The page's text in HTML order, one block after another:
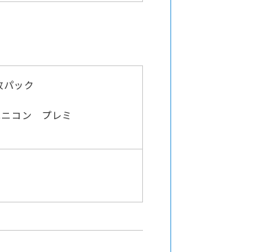
ック
ニコン プレミ